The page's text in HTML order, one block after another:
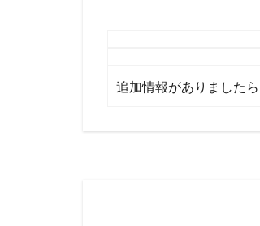
追加情報がありました